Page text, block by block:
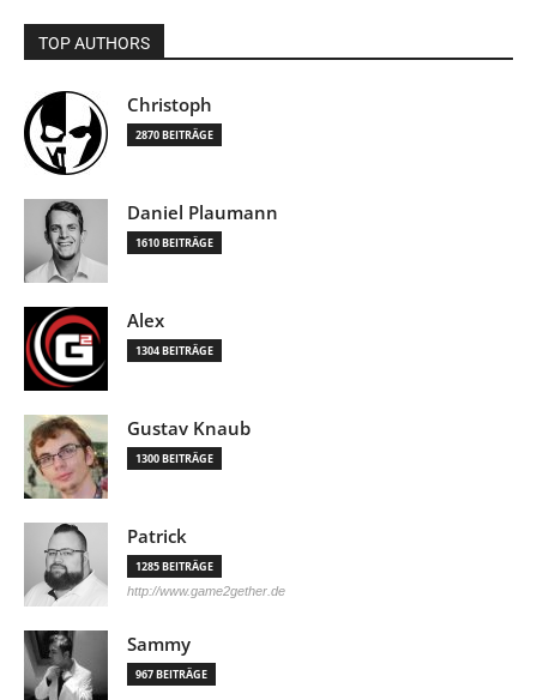
TOP AUTHORS
Christoph
2870 BEITRÄGE
Daniel Plaumann
1610 BEITRÄGE
Alex
1304 BEITRÄGE
Gustav Knaub
1300 BEITRÄGE
Patrick
1285 BEITRÄGE
http://www.game2gether.de
Sammy
967 BEITRÄGE